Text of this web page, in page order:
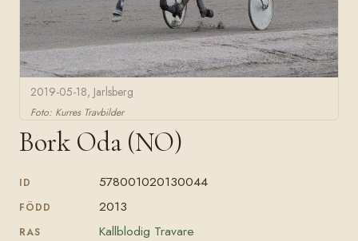
2019-05-18, Jarlsberg
Foto: Kurres Travbilder
Bork Oda (NO)
ID 578001020130044
FÖDD 2013
RAS Kallblodig Travare